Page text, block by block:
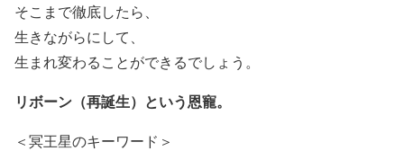
そこまで徹底したら、
生きながらにして、
生まれ変わることができるでしょう。
リボーン（再誕生）という恩寵。
＜冥王星のキーワード＞